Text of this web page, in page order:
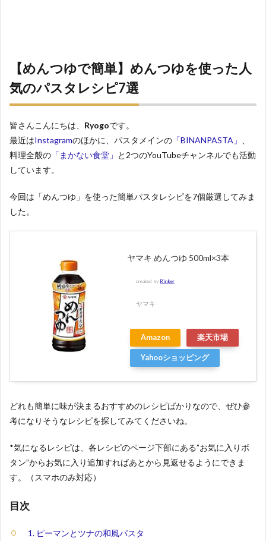
【めんつゆで簡単】めんつゆを使った人
気のパスタレシピ7選
皆さんこんにちは、 Ryogoです。
最近はInstagramのほかに、パスタメインの 「BINANPASTA」
料理全般の 「まかない食堂」 と2つのYouTubeチャンネルでも活動
しています。
今回は「めんつゆ」を使った簡単パスタレシピを7個厳選してみま
した。
ヤマキ めんつゆ 500ml×3本
created by Rinker
ヤマキ
Amazon 楽天市場
Yahooショッピング
どれも簡単に味が決まるおすすめのレシピばかりなので、ぜひ参
考になりそうなレシピを探してみてくださいね。
*気になるレシピは、各レシピのページ下部にある”お気に入りボ
タン”からお気に入り追加すればあとから見返せるようにできま
す。（スマホのみ対応）
目次
1. ピーマンとツナの和風パスタ